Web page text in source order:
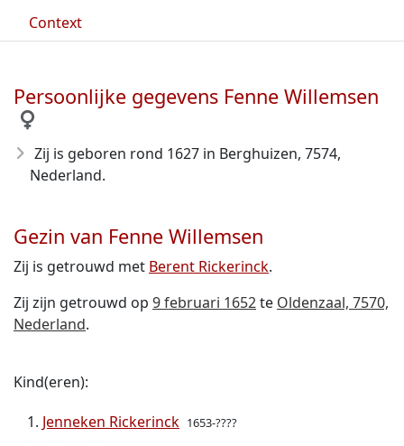
Context
Persoonlijke gegevens Fenne Willemsen
Zij is geboren rond 1627 in Berghuizen, 7574,
Nederland.
Gezin van Fenne Willemsen
Zij is getrouwd met Berent Rickerinck.
Zij zijn getrouwd op 9 februari 1652te Oldenzaal, 7570,
Nederland.
Kind(eren):
Jenneken Rickerinck 1653-????